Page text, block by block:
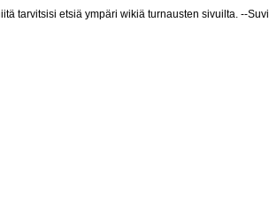
tarvitsisi etsiä ympäri wikiä turnausten sivuilta. --Suvi